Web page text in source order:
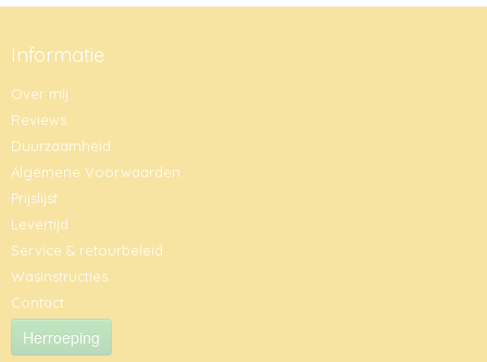
Informatie
Over mij
Reviews
Duurzaamheid
Algemene Voorwaarden
Prijslijst
Levertijd
Service & retourbeleid
Wasinstructies
Contact
Herroeping